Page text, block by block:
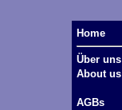
Home
Über uns
About us
AGBs